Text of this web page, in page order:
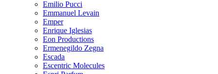
Emilio Pucci
Emmanuel Levain
Emper
Enrique Iglesias
Eon Productions
Ermenegildo Zegna
Escada
Escentric Molecules